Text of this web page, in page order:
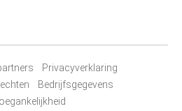
Privacyverklaring
Bedrijfsgegevens